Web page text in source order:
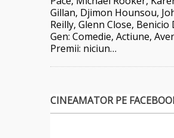
Gillan, Djimon Hounsou,
Reilly, Glenn Close,
Gen: Comedie, Actiune,
Premii: niciun…
CINEAMATOR PE